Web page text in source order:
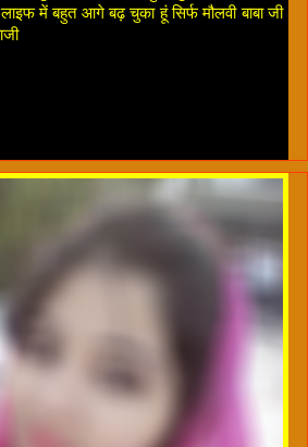
में बहुत आगे बढ़ चुका हूं सिर्फ मौलवी बाबा जी